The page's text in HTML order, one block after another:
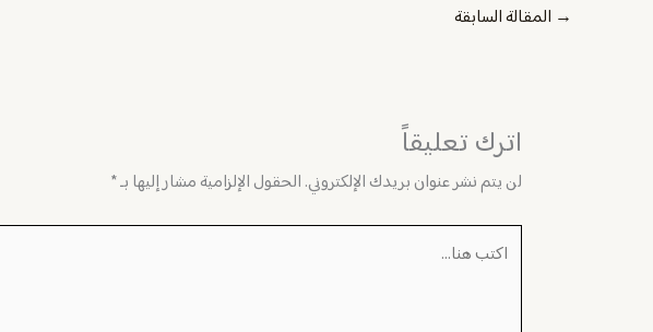
→ المقالة السابقة
اترك تعليقاً
لن يتم نشر عنوان بريدك الإلكتروني.الحقول الإلزامية مشار إليها بـ*
اكتب